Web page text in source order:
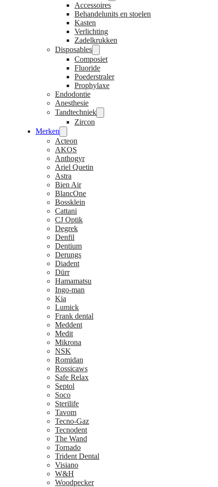
Accessoires
Behandelunits en stoelen
Kasten
Verlichting
Zadelkrukken
Disposables
Composiet
Fluoride
Poederstraler
Prophylaxe
Endodontie
Anesthesie
Tandtechniek
Zircon
Merken
Acteon
AKOS
Anthogyr
Ariel Quetin
Astra
Bien Air
BlancOne
Bossklein
Cattani
CJ Optik
Degrek
Denfil
Dentium
Derungs
Diadent
Dürr
Hamamatsu
Ingo-man
Kia
Lumick
Frank dental
Meddent
Medit
Mikrona
NSK
Romidan
Rossicaws
Safe Relax
Septol
Soco
Sterilife
Tavom
Tecno-Gaz
Tecnodent
The Wand
Tornado
Trident Dental
Visiano
W&H
Woodpecker